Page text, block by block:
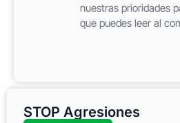
nuestras prioridades
que puedes leer al
STOP Agresiones